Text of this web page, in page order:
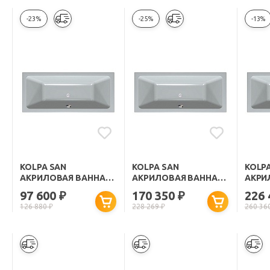
-23%
KOLPA SAN
АКРИЛОВАЯ ВАННА
ELEKTRA BASIS 170X80
97 600₽
126 880₽
-25%
KOLPA SAN
АКРИЛОВАЯ ВАННА
ELEKTRA STANDART
170X80
170 350₽
228 269₽
-13%
226
260